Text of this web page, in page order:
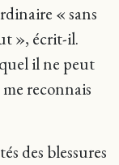
« sans
», écrit-il.
il ne peut
reconnais
des blessures